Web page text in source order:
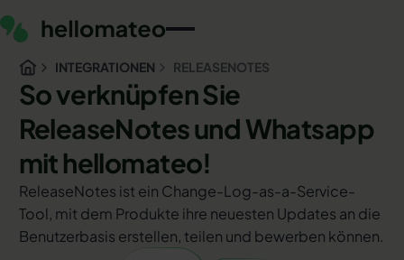
INTEGRATIONEN RELEASENOTES
So verknüpfen Sie
ReleaseNotes und Whatsapp
mit hellomateo!
ReleaseNotes ist ein Change-Log-as-a-Service-
Tool, mit dem Produkte ihre neuesten Updates an die
Benutzerbasis erstellen, teilen und bewerben können.